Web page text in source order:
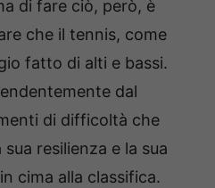
di fare ciò, però, è
che il tennis, come
fatto di alti e bassi.
dal
di difficoltà che
resilienza e la sua
cima alla classifica.